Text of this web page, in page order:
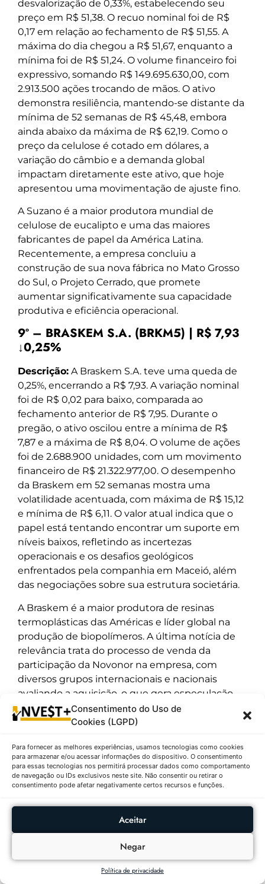
Consentimento do Uso de
Cookies (LGPD)
Para fornecer as melhores experiências, usamos tecnologias como cookies
para armazenar e/ou acessar informações do dispositivo. O consentimento
para essas tecnologias nos permitirá processar dados como comportamento
de navegação ou IDs exclusivos neste site. Não consentir ou retirar o
consentimento pode afetar negativamente certos recursos e funções.
Aceitar
Negar
Política de privacidade
desvalorização de 0,33%, estabelecendo seu
preço em R$ 51,38. O recuo nominal foi de R$
0,17 em relação ao fechamento de R$ 51,55. A
máxima do dia chegou a R$ 51,67, enquanto a
mínima foi de R$ 51,24. O volume financeiro foi
expressivo, somando R$ 149.695.630,00, com
2.913.500 ações trocando de mãos. O ativo
demonstra resiliência, mantendo-se distante da
mínima de 52 semanas de R$ 45,48, embora
ainda abaixo da máxima de R$ 62,19. Como o
preço da celulose é cotado em dólares, a
variação do câmbio e a demanda global
impactam diretamente este ativo, que hoje
apresentou uma movimentação de ajuste fino.
A Suzano é a maior produtora mundial de
celulose de eucalipto e uma das maiores
fabricantes de papel da América Latina.
Recentemente, a empresa concluiu a
construção de sua nova fábrica no Mato Grosso
do Sul, o Projeto Cerrado, que promete
aumentar significativamente sua capacidade
produtiva e eficiência operacional.
9º – BRASKEM S.A. (BRKM5) | R$ 7,93
↓0,25%
Descrição: A Braskem S.A. teve uma queda de
0,25%, encerrando a R$ 7,93. A variação nominal
foi de R$ 0,02 para baixo, comparada ao
fechamento anterior de R$ 7,95. Durante o
pregão, o ativo oscilou entre a mínima de R$
7,87 e a máxima de R$ 8,04. O volume de ações
foi de 2.688.900 unidades, com um movimento
financeiro de R$ 21.322.977,00. O desempenho
da Braskem em 52 semanas mostra uma
volatilidade acentuada, com máxima de R$ 15,12
e mínima de R$ 6,11. O valor atual indica que o
papel está tentando encontrar um suporte em
níveis baixos, refletindo as incertezas
operacionais e os desafios geológicos
enfrentados pela companhia em Maceió, além
das negociações sobre sua estrutura societária.
A Braskem é a maior produtora de resinas
termoplásticas das Américas e líder global na
produção de biopolímeros. A última notícia de
relevância trata do processo de venda da
participação da Novonor na empresa, com
diversos grupos internacionais e nacionais
avaliando a aquisição, o que gera especulação
constante no preço das ações.
10º – Minerva S.A (BEEF3) | R$ 5,77
↓0,17%
Descrição:A Minerva S.A. fechou o ranking com
a menor variação negativa do grupo, recuando
fechamento de R$ 5,78. O ativo variou entre a
longo do dia. O volume negociado foi alto em
termos quantitativos, com 4.998.200 ações,